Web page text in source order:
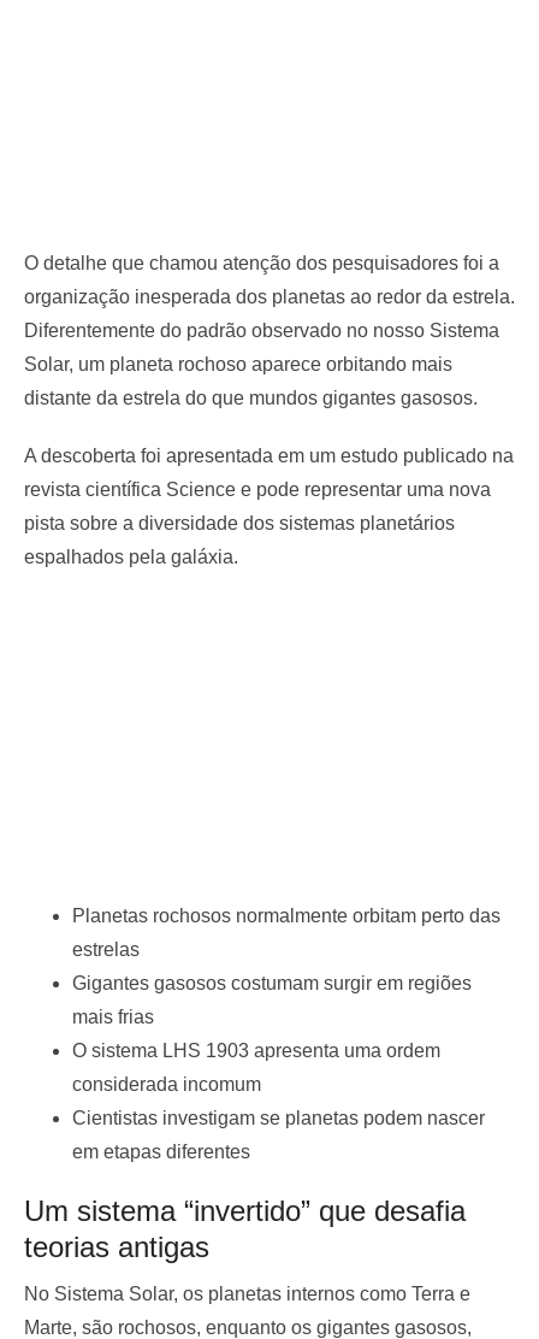
O detalhe que chamou atenção dos pesquisadores foi a
organização inesperada dos planetas ao redor da estrela.
Diferentemente do padrão observado no nosso Sistema
Solar, um planeta rochoso aparece orbitando mais
distante da estrela do que mundos gigantes gasosos.
A descoberta foi apresentada em um estudo publicado na
revista científica Science e pode representar uma nova
pista sobre a diversidade dos sistemas planetários
espalhados pela galáxia.
Planetas rochosos normalmente orbitam perto das
estrelas
Gigantes gasosos costumam surgir em regiões
mais frias
O sistema LHS 1903 apresenta uma ordem
considerada incomum
Cientistas investigam se planetas podem nascer
em etapas diferentes
Um sistema “invertido” que desafia
teorias antigas
No Sistema Solar, os planetas internos como Terra e
Marte, são rochosos, enquanto os gigantes gasosos,